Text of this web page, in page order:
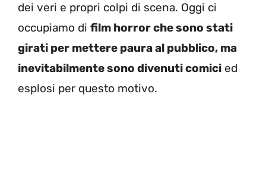
dei veri e propri colpi di scena. Oggi ci
occupiamo di film horror che sono stati
girati per mettere paura al pubblico, ma
inevitabilmente sono divenuti comici ed
esplosi per questo motivo.